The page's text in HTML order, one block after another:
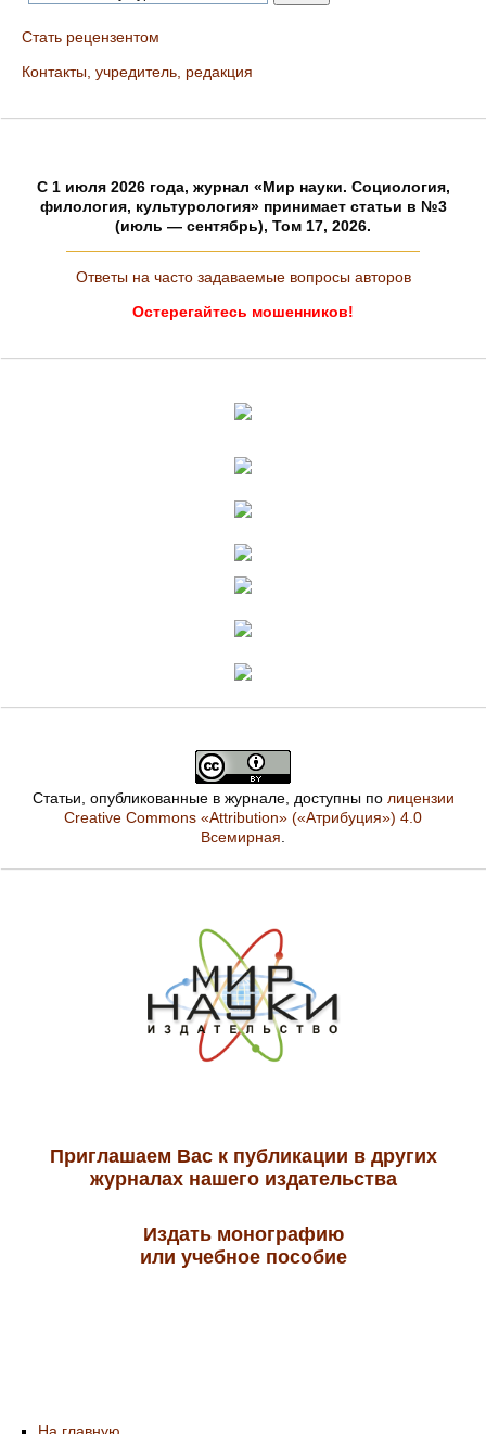
Стать рецензентом
Контакты, учредитель, редакция
C 1 июля 2026 года, журнал «Мир науки. Социология,
филология, культурология» принимает статьи в №3
(июль — сентябрь), Том 17, 2026.
Ответы на часто задаваемые вопросы авторов
Остерегайтесь мошенников!
Статьи, опубликованные в журнале, доступны по лицензии
Creative Commons «Attribution» («Атрибуция») 4.0
Всемирная.
Приглашаем Вас к публикации в других
журналах нашего издательства
Издать монографию
или учебное пособие
На главную